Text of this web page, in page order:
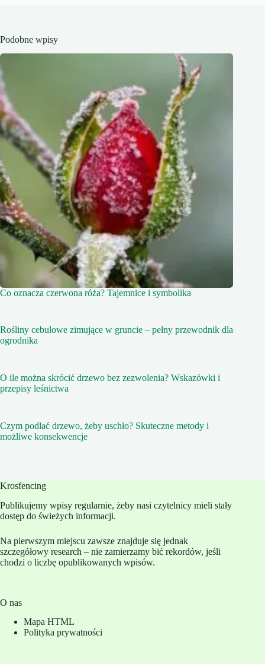
Podobne wpisy
Co oznacza czerwona róża? Tajemnice i symbolika
Rośliny cebulowe zimujące w gruncie – pełny przewodnik dla
ogrodnika
O ile można skrócić drzewo bez zezwolenia? Wskazówki i
przepisy leśnictwa
Czym podlać drzewo, żeby uschło? Skuteczne metody i
możliwe konsekwencje
Krosfencing
Publikujemy wpisy regularnie, żeby nasi czytelnicy mieli stały
dostęp do świeżych informacji.
Na pierwszym miejscu zawsze znajduje się jednak
szczegółowy research – nie zamierzamy bić rekordów, jeśli
chodzi o liczbę opublikowanych wpisów.
O nas
Mapa HTML
Polityka prywatności